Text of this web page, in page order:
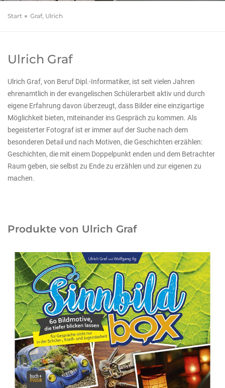
Start Graf, Ulrich
Ulrich Graf
Ulrich Graf, von Beruf Dipl.-Informatiker, ist seit vielen Jahren
ehrenamtlich in der evangelischen Schülerarbeit aktiv und durch
eigene Erfahrung davon überzeugt, dass Bilder eine einzigartige
Möglichkeit bieten, miteinander ins Gespräch zu kommen. Als
begeisterter Fotograf ist er immer auf der Suche nach dem
besonderen Detail und nach Motiven, die Geschichten erzählen:
Geschichten, die mit einem Doppelpunkt enden und dem Betrachter
Raum geben, sie selbst zu Ende zu erzählen und zur eigenen zu
machen.
Produkte von Ulrich Graf